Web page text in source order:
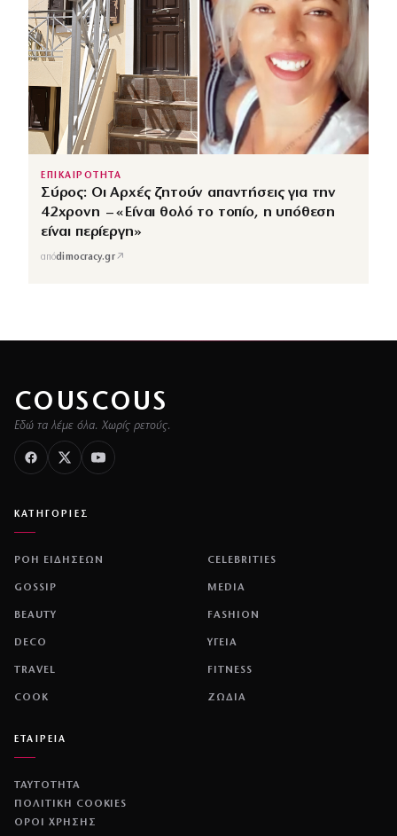
ΕΠΙΚΑΙΡΟΤΗΤΑ
Σύρος: Οι Αρχές ζητούν απαντήσεις για την
42χρονη – «Είναι θολό το τοπίο, η υπόθεση
είναι περίεργη»
απόdimocracy.gr↗
COUSCOUS
Εδώ τα λέμε όλα. Χωρίς ρετούς.
ΚΑΤΗΓΟΡΙΕΣ
ΡΟΗ ΕΙΔΗΣΕΩΝ CELEBRITIES
GOSSIP MEDIA
BEAUTY FASHION
DECO ΥΓΕΙΑ
TRAVEL FITNESS
COOK ΖΩΔΙΑ
ΕΤΑΙΡΕΙΑ
ΤΑΥΤΟΤΗΤΑ
ΠΟΛΙΤΙΚΉ COOKIES
ΌΡΟΙ ΧΡΉΣΗΣ